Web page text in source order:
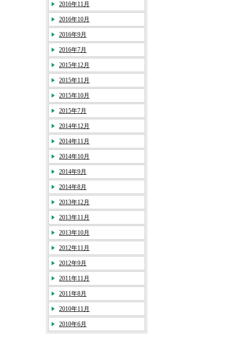
2016年11月
2016年10月
2016年9月
2016年7月
2015年12月
2015年11月
2015年10月
2015年7月
2014年12月
2014年11月
2014年10月
2014年9月
2014年8月
2013年12月
2013年11月
2013年10月
2012年11月
2012年9月
2011年11月
2011年8月
2010年11月
2010年6月